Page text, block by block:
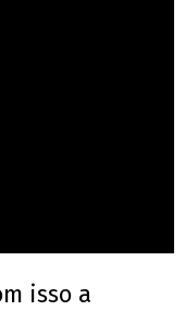
isso a